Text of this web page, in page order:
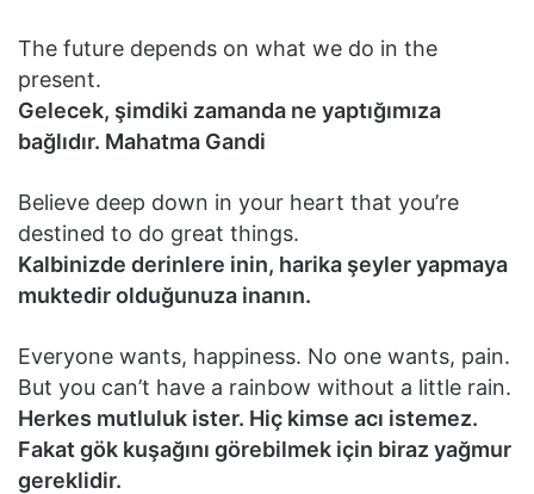
The future depends on what we do in the
present.
Gelecek, şimdiki zamanda ne yaptığımıza
bağlıdır. Mahatma Gandi
Believe deep down in your heart that you’re
destined to do great things.
Kalbinizde derinlere inin, harika şeyler yapmaya
muktedir olduğunuza inanın.
Everyone wants, happiness. No one wants, pain.
But you can’t have a rainbow without a little rain.
Herkes mutluluk ister. Hiç kimse acı istemez.
Fakat gök kuşağını görebilmek için biraz yağmur
gereklidir.